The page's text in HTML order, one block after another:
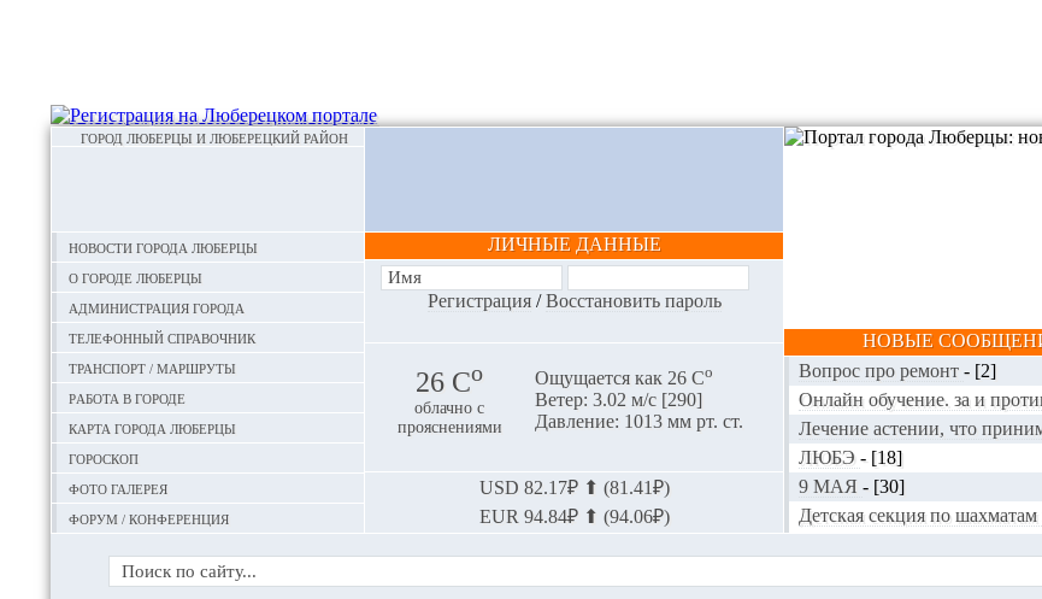
ГОРОД ЛЮБЕРЦЫ И ЛЮБЕРЕЦКИЙ РАЙОН
Новости города Люберцы
О городе Люберцы
Администрация города
Телефонный справочник
Транспорт / маршруты
Работа в городе
Карта города Люберцы
Гороскоп
Фото галерея
Форум / конференция
ЛИЧНЫЕ ДАННЫЕ
Регистрация/Восстановить пароль
26 Сo
облачно с
прояснениями
Ощущается как 26 Сo
Ветер: 3.02 м/с [290]
Давление: 1013 мм рт. ст.
USD 82.17₽ ⬆ (81.41₽)
EUR 94.84₽ ⬆ (94.06₽)
НОВЫЕ
Вопрос про ремонт - [2]
Онлайн обучение. за и
Лечение астении, что
ЛЮБЭ - [18]
9 МАЯ - [30]
Детская секция по